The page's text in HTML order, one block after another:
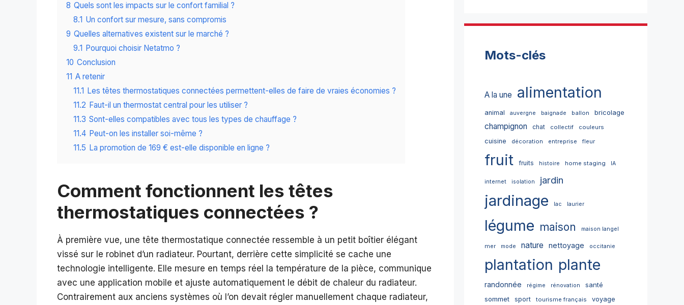
8 Quels sont les impacts sur le confort familial ?
8.1 Un confort sur mesure, sans compromis
9 Quelles alternatives existent sur le marché ?
9.1 Pourquoi choisir Netatmo ?
10 Conclusion
11 A retenir
11.1 Les têtes thermostatiques connectées permettent-elles de faire de vraies économies ?
11.2 Faut-il un thermostat central pour les utiliser ?
11.3 Sont-elles compatibles avec tous les types de chauffage ?
11.4 Peut-on les installer soi-même ?
11.5 La promotion de 169 € est-elle disponible en ligne ?
Comment fonctionnent les têtes
thermostatiques connectées ?
À première vue, une tête thermostatique connectée ressemble à un petit boîtier élégant
vissé sur le robinet d’un radiateur. Pourtant, derrière cette simplicité se cache une
technologie intelligente. Elle mesure en temps réel la température de la pièce, communique
avec une application mobile et ajuste automatiquement le débit de chaleur du radiateur.
Contrairement aux anciens systèmes où l’on devait régler manuellement chaque radiateur,
Mots-clés
A la une alimentation
animal auvergne baignade ballon bricolage
champignon chat collectif couleurs
cuisine décoration entreprise fleur
fruit fruits histoire home staging IA
internet isolation jardin
jardinage lac laurier
légume maison maison langel
mer mode nature nettoyage occitanie
plantation plante
randonnée régime rénovation
santé
sommet
sport tourisme français
voyage